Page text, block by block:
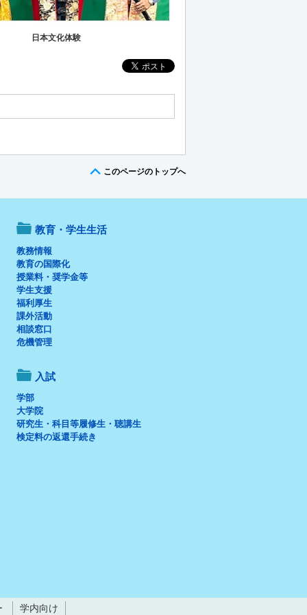
日本文化体験
このページのトップへ
教育・学生生活
教務情報
教育の国際化
授業料・奨学金等
学生支援
福利厚生
課外活動
相談窓口
危機管理
入試
学部
大学院
研究生・科目等履修生・聴講生
検定料の返還手続き
学内向け